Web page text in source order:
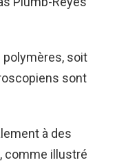
soit
sont
à des
comme illustré